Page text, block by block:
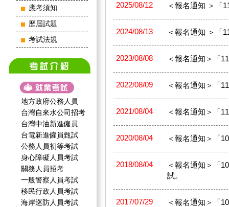
應考須知
歷屆試題
考試法規
地方政府公務人員
台灣自來水公司招考
台灣中油新進僱員
台電新進僱員甄試
公務人員初等考試
身心障礙人員考試
關務人員招考
一般警察人員考試
移民行政人員考試
海岸巡防人員考試
2025/08/12 ＜報名通知 ＞「
2024/08/13 ＜報名通知 ＞「
2023/08/08 ＜報名通知＞「
2022/08/09 ＜報名通知＞「
2021/08/04 ＜報名通知＞「
2020/08/04 ＜報名通知＞「
2018/08/04
＜報名通知＞「
試。
2017/07/29 ＜報名通知＞「